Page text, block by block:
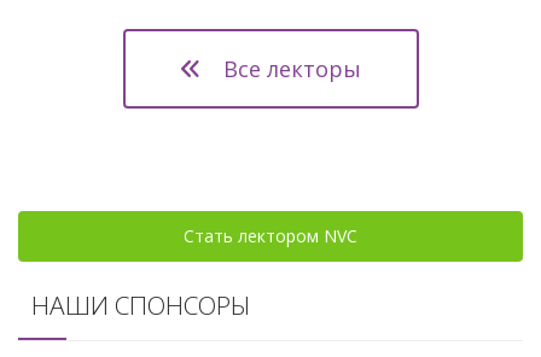
Все лекторы
Стать лектором NVC
НАШИ СПОНСОРЫ